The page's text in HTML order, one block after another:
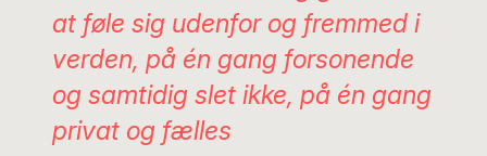
at føle sig udenfor og fremmed i
verden, på én gang forsonende
og samtidig slet ikke, på én gang
privat og fælles